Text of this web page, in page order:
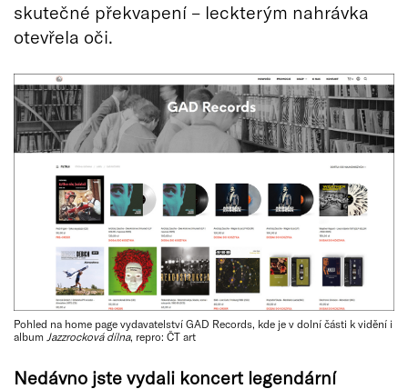
skutečné překvapení – leckterým nahrávka
otevřela oči.
Pohled na home page vydavatelství GAD Records, kde je v dolní části k vidění i
album Jazzrocková dílna, repro: ČT art
Nedávno jste vydali koncert legendární